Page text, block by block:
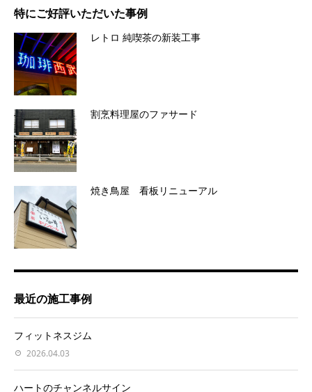
特にご好評いただいた事例
レトロ 純喫茶の新装工事
割烹料理屋のファサード
焼き鳥屋 看板リニューアル
最近の施工事例
フィットネスジム
2026.04.03
ハートのチャンネルサイン